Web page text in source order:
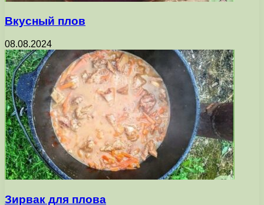
Вкусный плов
08.08.2024
Зирвак для плова